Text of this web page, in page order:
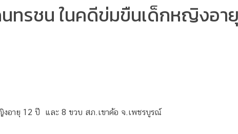
ทรชน ในคดีข่มขืนเด็กหญิงอายุ
อายุ 12 ปี และ 8 ขวบ สภ.เขาค้อ จ.เพชรบูรณ์